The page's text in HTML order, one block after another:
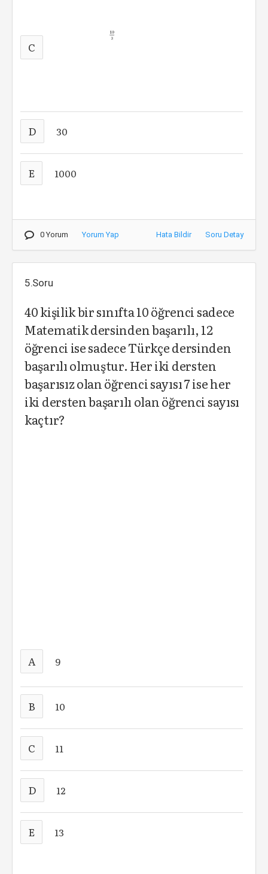
C
D 30
E 1000
0 Yorum Yorum Yap Hata Bildir Soru Detay
5.Soru
40 kişilik bir sınıfta 10 öğrenci sadece
Matematik dersinden başarılı, 12
öğrenci ise sadece Türkçe dersinden
başarılı olmuştur. Her iki dersten
başarısız olan öğrenci sayısı 7 ise her
iki dersten başarılı olan öğrenci sayısı
kaçtır?
A 9
B 10
C 11
D 12
E 13